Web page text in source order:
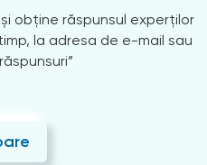
obține răspunsul experților
la adresa de e-mail sau